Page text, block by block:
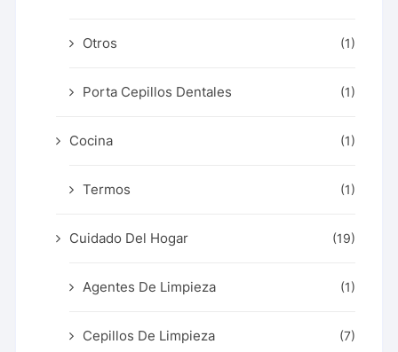
Otros (1)
Porta Cepillos Dentales (1)
Cocina (1)
Termos (1)
Cuidado Del Hogar (19)
Agentes De Limpieza (1)
Cepillos De Limpieza (7)